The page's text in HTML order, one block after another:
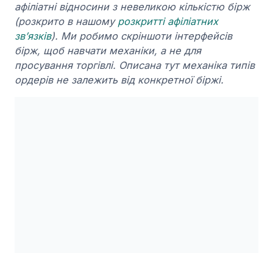
афіліатні відносини з невеликою кількістю бірж
(розкрито в нашому розкритті афіліатних
зв’язків). Ми робимо скріншоти інтерфейсів
бірж, щоб навчати механіки, а не для
просування торгівлі. Описана тут механіка типів
ордерів не залежить від конкретної біржі.